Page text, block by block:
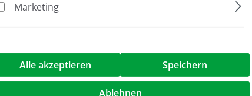
Marketing
Alle akzeptieren Speichern
Ablehnen